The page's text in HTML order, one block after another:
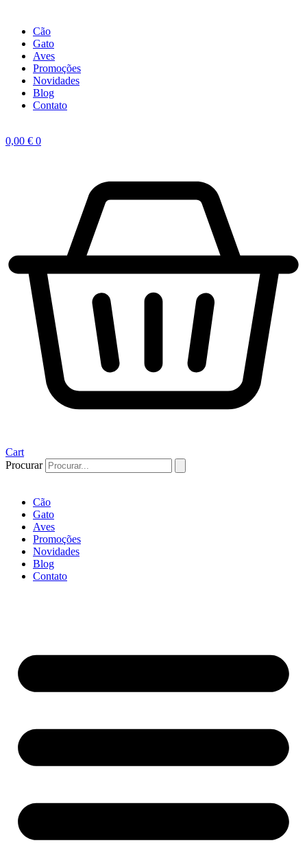
Cão
Gato
Aves
Promoções
Novidades
Blog
Contato
0,00 € 0
Cart
Procurar
Cão
Gato
Aves
Promoções
Novidades
Blog
Contato